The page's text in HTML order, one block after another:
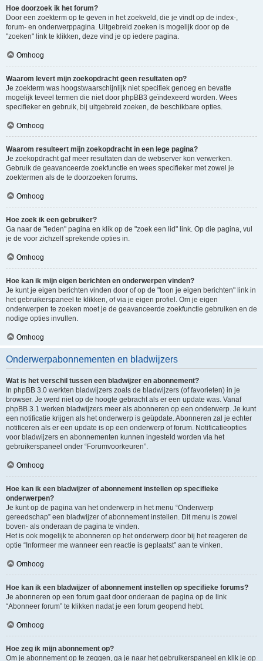
Hoe doorzoek ik het forum?
Door een zoekterm op te geven in het zoekveld, die je vindt op de index-,
forum- en onderwerppagina. Uitgebreid zoeken is mogelijk door op de
"zoeken" link te klikken, deze vind je op iedere pagina.
Omhoog
Waarom levert mijn zoekopdracht geen resultaten op?
Je zoekterm was hoogstwaarschijnlijk niet specifiek genoeg en bevatte
mogelijk teveel termen die niet door phpBB3 geïndexeerd worden. Wees
specifieker en gebruik, bij uitgebreid zoeken, de beschikbare opties.
Omhoog
Waarom resulteert mijn zoekopdracht in een lege pagina?
Je zoekopdracht gaf meer resultaten dan de webserver kon verwerken.
Gebruik de geavanceerde zoekfunctie en wees specifieker met zowel je
zoektermen als de te doorzoeken forums.
Omhoog
Hoe zoek ik een gebruiker?
Ga naar de "leden" pagina en klik op de "zoek een lid" link. Op die pagina, vul
je de voor zichzelf sprekende opties in.
Omhoog
Hoe kan ik mijn eigen berichten en onderwerpen vinden?
Je kunt je eigen berichten vinden door of op de "toon je eigen berichten" link in
het gebruikerspaneel te klikken, of via je eigen profiel. Om je eigen
onderwerpen te zoeken moet je de geavanceerde zoekfunctie gebruiken en de
nodige opties invullen.
Omhoog
Onderwerpabonnementen en bladwijzers
Wat is het verschil tussen een bladwijzer en abonnement?
In phpBB 3.0 werkten bladwijzers zoals de bladwijzers (of favorieten) in je
browser. Je werd niet op de hoogte gebracht als er een update was. Vanaf
phpBB 3.1 werken bladwijzers meer als abonneren op een onderwerp. Je kunt
een notificatie krijgen als het onderwerp is geüpdate. Abonneren zal je echter
notificeren als er een update is op een onderwerp of forum. Notificatieopties
voor bladwijzers en abonnementen kunnen ingesteld worden via het
gebruikerspaneel onder “Forumvoorkeuren”.
Omhoog
Hoe kan ik een bladwijzer of abonnement instellen op specifieke
onderwerpen?
Je kunt op de pagina van het onderwerp in het menu “Onderwerp
gereedschap” een bladwijzer of abonnement instellen. Dit menu is zowel
boven- als onderaan de pagina te vinden.
Het is ook mogelijk te abonneren op het onderwerp door bij het reageren de
optie “Informeer me wanneer een reactie is geplaatst” aan te vinken.
Omhoog
Hoe kan ik een bladwijzer of abonnement instellen op specifieke forums?
Je abonneren op een forum gaat door onderaan de pagina op de link
“Abonneer forum” te klikken nadat je een forum geopend hebt.
Omhoog
Hoe zeg ik mijn abonnement op?
Om je abonnement op te zeggen, ga je naar het gebruikerspaneel en klik je op